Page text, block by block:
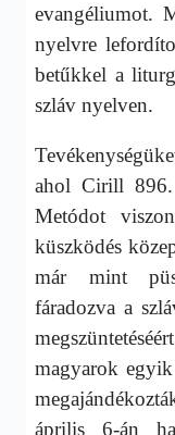
evangéliumot.
nyelvre
betűkkel a
szláv nyelven.
ahol Cirill 896.
Metódot
küszködés
már mint
fáradozva a
magyarok
április 6-án